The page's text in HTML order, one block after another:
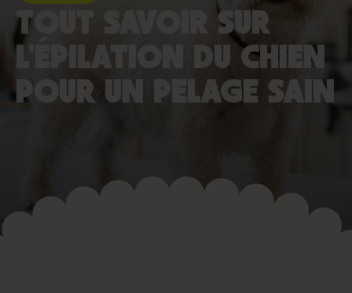
TOUT SAVOIR SUR
L'ÉPILATION DU CHIEN
POUR UN PELAGE SAIN